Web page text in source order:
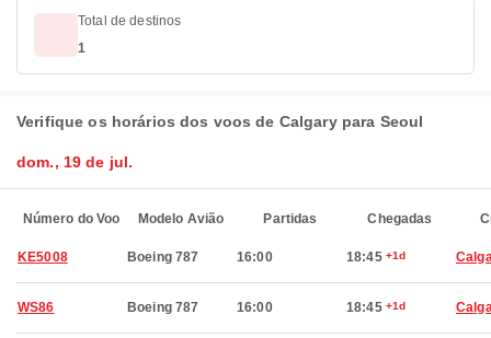
Total de destinos
1
Verifique os horários dos voos de Calgary para Seoul
dom., 19 de jul.
Número do Voo Modelo Avião Partidas Chegadas
KE5008 Boeing 787 16:00 18:45 +1d
WS86 Boeing 787 16:00 18:45 +1d